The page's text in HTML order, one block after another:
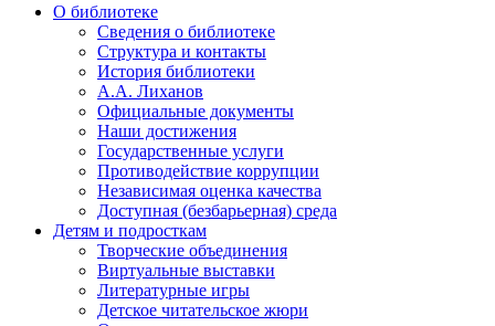
О библиотеке
Сведения о библиотеке
Структура и контакты
История библиотеки
А.А. Лиханов
Официальные документы
Наши достижения
Государственные услуги
Противодействие коррупции
Независимая оценка качества
Доступная (безбарьерная) среда
Детям и подросткам
Творческие объединения
Виртуальные выставки
Литературные игры
Детское читательское жюри